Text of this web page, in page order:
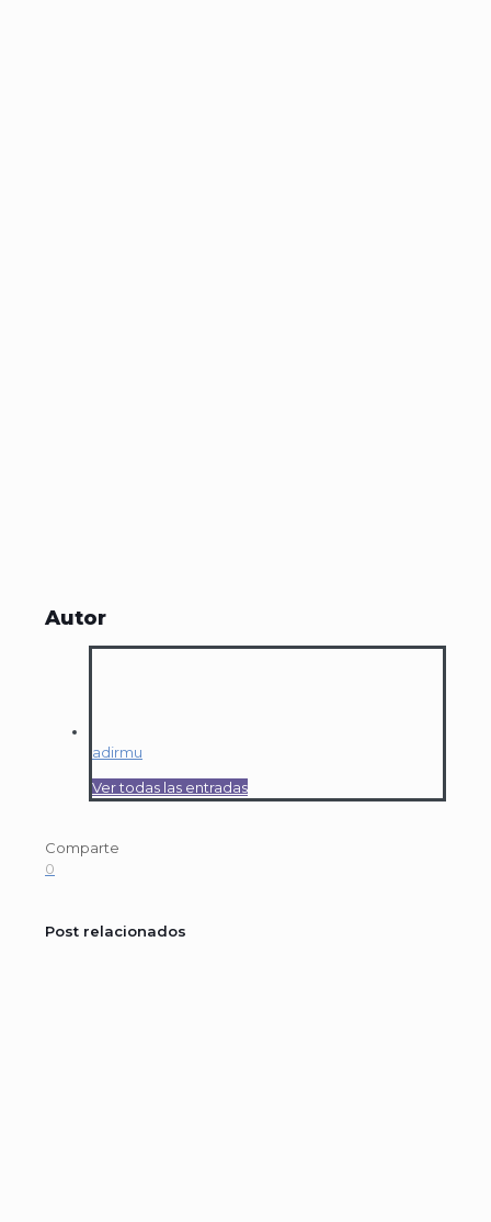
Autor
adirmu
Ver todas las entradas
Comparte
0
Post relacionados